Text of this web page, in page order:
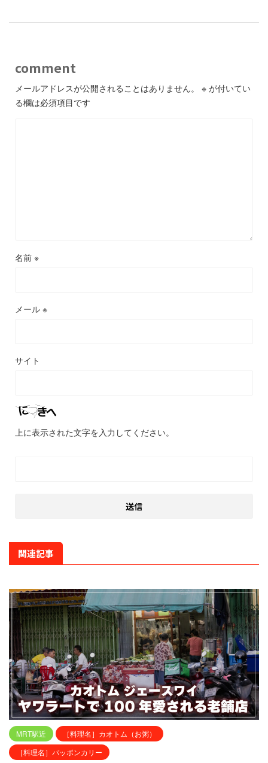
comment
メールアドレスが公開されることはありません。 ※ が付いてい
る欄は必須項目です
名前 ※
メール ※
サイト
上に表示された文字を入力してください。
関連記事
MRT駅近
［料理名］カオトム（お粥）
［料理名］パッポンカリー